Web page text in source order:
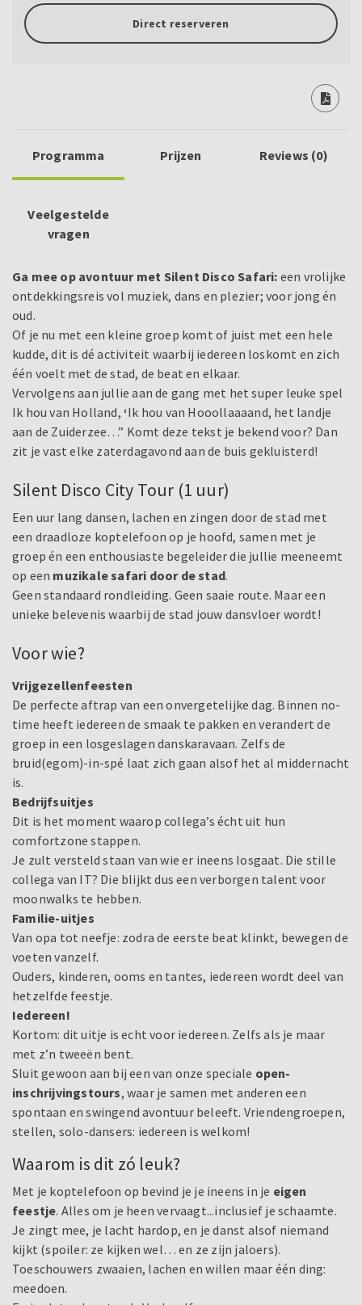
Direct reserveren
Programma Prijzen Reviews (0)
Veelgestelde
vragen
Ga mee op avontuur met Silent Disco Safari: een vrolijke
ontdekkingsreis vol muziek, dans en plezier; voor jong én
oud.
Of je nu met een kleine groep komt of juist met een hele
kudde, dit is dé activiteit waarbij iedereen loskomt en zich
één voelt met de stad, de beat en elkaar.
Vervolgens aan jullie aan de gang met het super leuke spel
Ik hou van Holland, ‘Ik hou van Hooollaaaand, het landje
aan de Zuiderzee…” Komt deze tekst je bekend voor? Dan
zit je vast elke zaterdagavond aan de buis gekluisterd!
Silent Disco City Tour (1 uur)
Een uur lang dansen, lachen en zingen door de stad met
een draadloze koptelefoon op je hoofd, samen met je
groep én een enthousiaste begeleider die jullie meeneemt
op een muzikale safari door de stad.
Geen standaard rondleiding. Geen saaie route. Maar een
unieke belevenis waarbij de stad jouw dansvloer wordt!
Voor wie?
Vrijgezellenfeesten
De perfecte aftrap van een onvergetelijke dag. Binnen no-
time heeft iedereen de smaak te pakken en verandert de
groep in een losgeslagen danskaravaan. Zelfs de
bruid(egom)-in-spé laat zich gaan alsof het al middernacht
is.
Bedrijfsuitjes
Dit is het moment waarop collega’s écht uit hun
comfortzone stappen.
Je zult versteld staan van wie er ineens losgaat. Die stille
collega van IT? Die blijkt dus een verborgen talent voor
moonwalks te hebben.
Familie-uitjes
Van opa tot neefje: zodra de eerste beat klinkt, bewegen de
voeten vanzelf.
Ouders, kinderen, ooms en tantes, iedereen wordt deel van
hetzelfde feestje.
Iedereen!
Kortom: dit uitje is echt voor iedereen. Zelfs als je maar
met z’n tweeën bent.
Sluit gewoon aan bij een van onze speciale open-
inschrijvingstours, waar je samen met anderen een
spontaan en swingend avontuur beleeft. Vriendengroepen,
stellen, solo-dansers: iedereen is welkom!
Waarom is dit zó leuk?
Met je koptelefoon op bevind je je ineens in je eigen
feestje. Alles om je heen vervaagt...inclusief je schaamte.
Je zingt mee, je lacht hardop, en je danst alsof niemand
kijkt (spoiler: ze kijken wel… en ze zijn jaloers).
Toeschouwers zwaaien, lachen en willen maar één ding:
meedoen.